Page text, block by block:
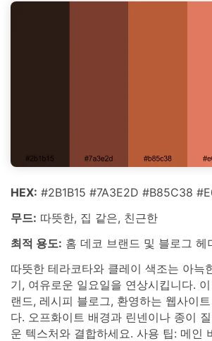
HEX: #2B1B15 #7A3E2D #B85C38
무드: 따뜻한, 집 같은, 친근한
최적 용도: 홈 데코 브랜드 및 블로그 헤
따뜻한 테라코타와 클레이 색조는 아늑
기, 여유로운 일요일을 연상시킵니다.
랜드, 레시피 블로그, 환영하는 웹사이
다. 오프화이트 배경과 린넨이나 종이
운 텍스처와 결합하세요. 사용 팁: 메인